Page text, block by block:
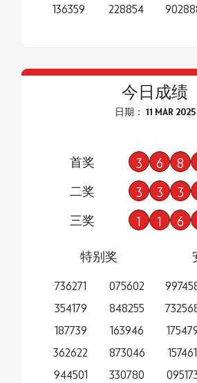
136359
228854
今日成绩
日期： 11 MAR 2025
首奖 3 6 8
二奖 3 3 3
三奖 1 1 6
特别奖
736271
354179
187739
362622
944501
075602
848255
163946
873046
330780
157461